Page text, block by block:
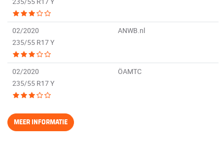
02/2020
ANWB.nl
235/55 R17 Y
02/2020
ÖAMTC
235/55 R17 Y
MEER INFORMATIE